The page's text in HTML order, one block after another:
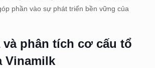
phần vào sự phát triển bền vững của
phân tích cơ cấu tổ
Vinamilk